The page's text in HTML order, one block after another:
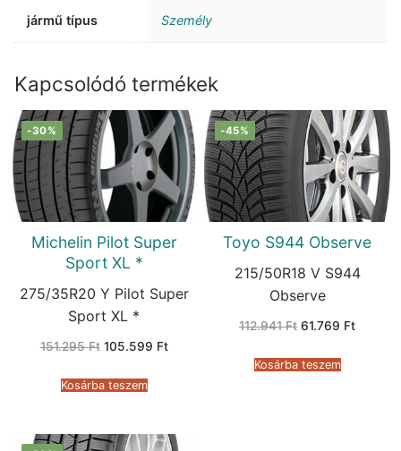
jármű típus Személy
Kapcsolódó termékek
-30%
Michelin Pilot Super
Sport XL *
275/35R20 Y Pilot Super
Sport XL *
151.295Ft Original
151.295 Ft.
105.599 FtCurrent
Kosárba teszem
-45%
Toyo S944 Observe
215/50R18 V S944
Observe
112.941Ft Original
112.941 Ft.
61.769 FtCurrent
Kosárba teszem